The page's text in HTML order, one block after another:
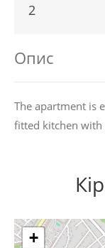
2
Опис
The apartment is
fitted kitchen with
+